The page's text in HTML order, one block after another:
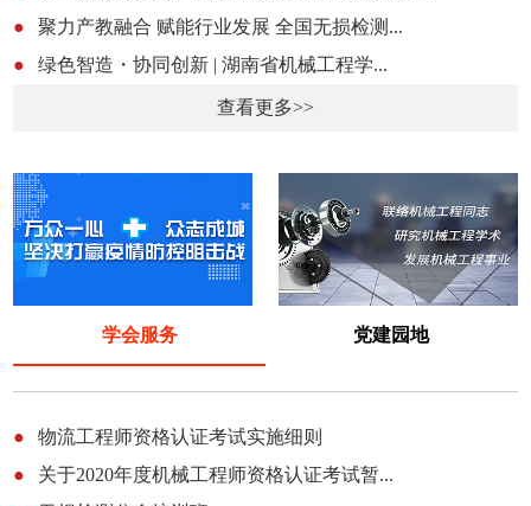
●
聚力产教融合 赋能行业发展 全国无损检测...
●
绿色智造・协同创新 | 湖南省机械工程学...
查看更多>>
学会服务 党建园地
●
物流工程师资格认证考试实施细则
●
关于2020年度机械工程师资格认证考试暂...